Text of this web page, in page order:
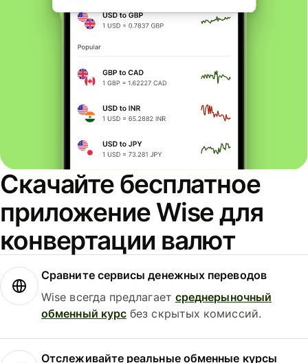
Скачайте бесплатное
приложение Wise для
конвертации валют
Сравните сервисы денежных переводов
Wise всегда предлагает среднерыночный
обменный курс без скрытых комиссий.
Отслеживайте реальные обменные курсы